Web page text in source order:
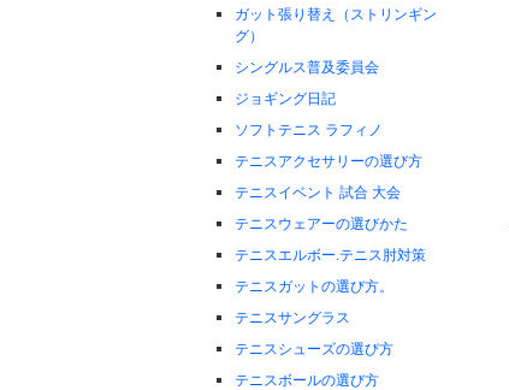
ガット張り替え（ストリンギン
グ）
シングルス普及委員会
ジョギング日記
ソフトテニス ラフィノ
テニスアクセサリーの選び方
テニスイベント 試合 大会
テニスウェアーの選びかた
テニスエルボー.テニス肘対策
テニスガットの選び方。
テニスサングラス
テニスシューズの選び方
テニスボールの選び方